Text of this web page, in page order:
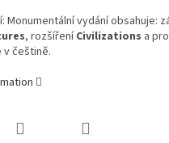
Monumentální vydání obsahuje:
, rozšířeníCivilizations a
v češtině.